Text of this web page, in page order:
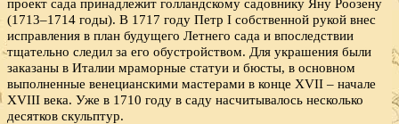
(1713–1714 годы). В 1717 году Петр I собственной рукой внес
исправления в план будущего Летнего сада и впоследствии
тщательно следил за его обустройством. Для украшения были
заказаны в Италии мраморные статуи и бюсты, в основном
выполненные венецианскими мастерами в конце XVII – начале
XVIII века. Уже в 1710 году в саду насчитывалось несколько
десятков скульптур.